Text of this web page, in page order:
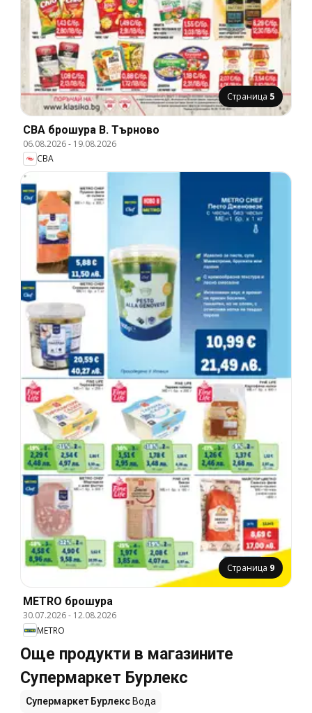
Страница 5
CBA брошура В. Търново
06.08.2026- 19.08.2026
CBA
Страница 9
METRO брошура
30.07.2026- 12.08.2026
METRO
Още продукти в магазините
Супермаркет Бурлекс
Супермаркет Бурлекс Вода